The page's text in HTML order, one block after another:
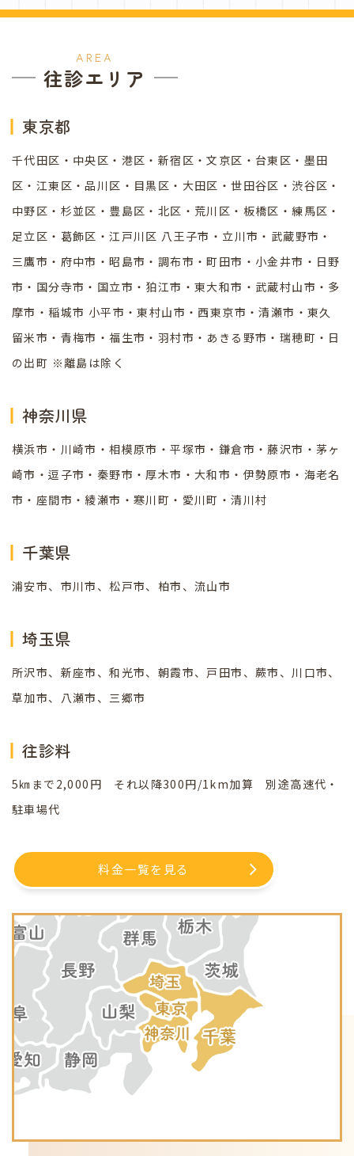
AREA
往診エリア
東京都
千代田区・中央区・港区・新宿区・文京区・台東区・墨田
区・江東区・品川区・目黒区・大田区・世田谷区・渋谷区・
中野区・杉並区・豊島区・北区・荒川区・板橋区・練馬区・
足立区・葛飾区・江戸川区 八王子市・立川市・武蔵野市・
三鷹市・府中市・昭島市・調布市・町田市・小金井市・日野
市・国分寺市・国立市・狛江市・東大和市・武蔵村山市・多
摩市・稲城市 小平市・東村山市・西東京市・清瀬市・東久
留米市・青梅市・福生市・羽村市・あきる野市・瑞穂町・日
の出町 ※離島は除く
神奈川県
横浜市・川崎市・相模原市・平塚市・鎌倉市・藤沢市・茅ヶ
崎市・逗子市・秦野市・厚木市・大和市・伊勢原市・海老名
市・座間市・綾瀬市・寒川町・愛川町・清川村
千葉県
浦安市、市川市、松戸市、柏市、流山市
埼玉県
所沢市、新座市、和光市、朝霞市、戸田市、蕨市、川口市、
草加市、八瀬市、三郷市
往診料
5㎞まで2,000円 それ以降300円/1km加算 別途高速代・
駐車場代
料金一覧を見る